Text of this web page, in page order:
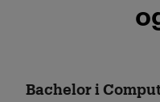
Bachelor i